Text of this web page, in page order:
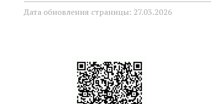
Дата обновления страницы: 27.03.2026